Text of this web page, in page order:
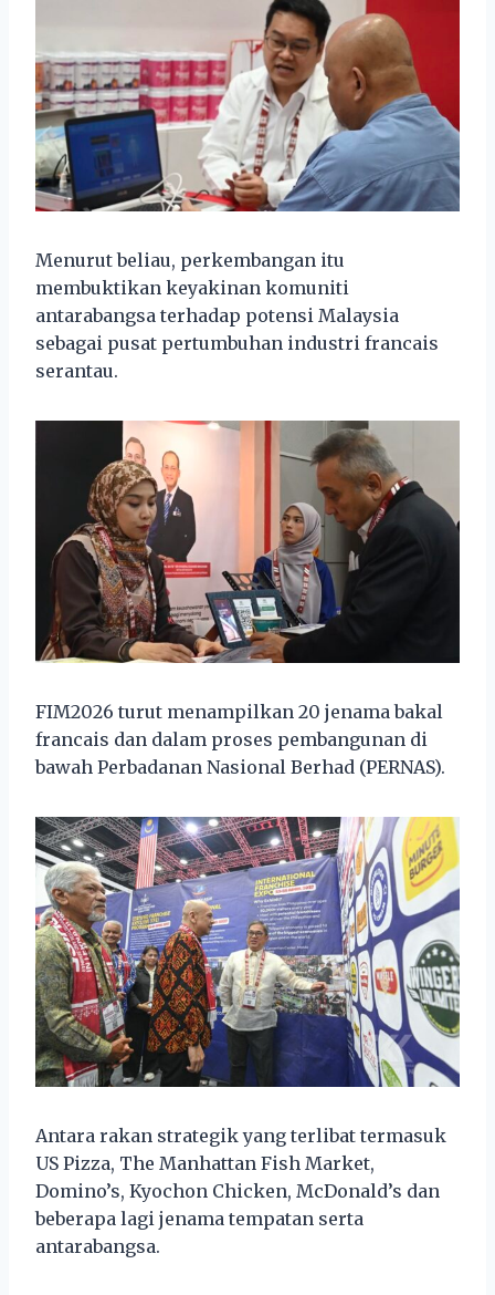
Menurut beliau, perkembangan itu
membuktikan keyakinan komuniti
antarabangsa terhadap potensi Malaysia
sebagai pusat pertumbuhan industri francais
serantau.
FIM2026 turut menampilkan 20 jenama bakal
francais dan dalam proses pembangunan di
bawah Perbadanan Nasional Berhad (PERNAS).
Antara rakan strategik yang terlibat termasuk
US Pizza, The Manhattan Fish Market,
Domino’s, Kyochon Chicken, McDonald’s dan
beberapa lagi jenama tempatan serta
antarabangsa.